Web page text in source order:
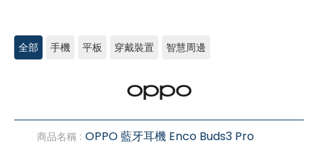
全部 手機 平板 穿戴裝置 智慧周邊
商品名稱 : OPPO 藍牙耳機 Enco Buds3 Pro